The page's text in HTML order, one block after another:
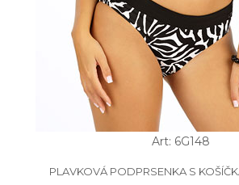
Art: 6G148
PLAVKOVÁ PODPRSENKA S